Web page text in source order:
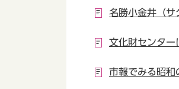
名勝小金井（サ
文化財センター
市報でみる昭和